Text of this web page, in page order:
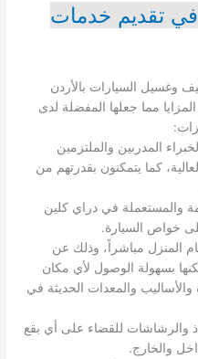
في تقديم خدمات
وغسيل السيارات بالأردن
المزايا مما جعلها المفضلة لدى
المدربين والملتزمين
كما يتمكنون بقدرتهم من
والمستعملة في دراي كلين
خواص السيارة.
المنزل مباشراً، وذلك عن
بسهولة الوصول لأي مكان
والمعدات الحديثة في
والرشاشات للقضاء على أي بقع
والخارج.